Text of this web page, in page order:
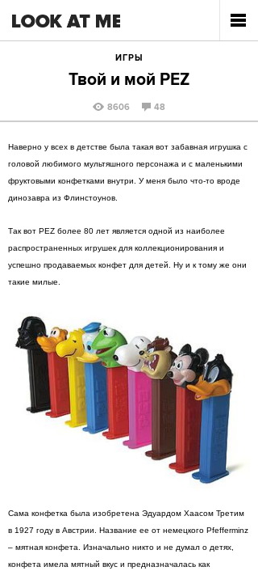
ИГРЫ
Твой и мой PEZ
8606 48
Наверно у всех в детстве была такая вот забавная игрушка с
головой любимого мультяшного персонажа и с маленькими
фруктовыми конфетками внутри. У меня было что-то вроде
динозавра из Флинстоунов.
Так вот PEZ более 80 лет является одной из наиболее
распространенных игрушек для коллекционирования и
успешно продаваемых конфет для детей. Ну и к тому же они
такие милые.
Сама конфетка была изобретена Эдуардом Хаасом Третим
в 1927 году в Австрии. Название ее от немецкого Pfefferminz
– мятная конфета. Изначально никто и не думал о детях,
конфета имела мятный вкус и предназначалась как